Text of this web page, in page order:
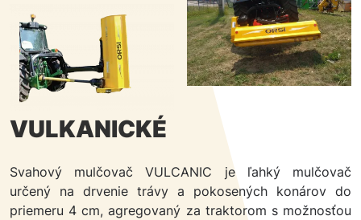
VULKANICKÉ
Svahový mulčovač VULCANIC je ľahký mulčovač
určený na drvenie trávy a pokosených konárov do
priemeru 4 cm, agregovaný za traktorom s možnosťou